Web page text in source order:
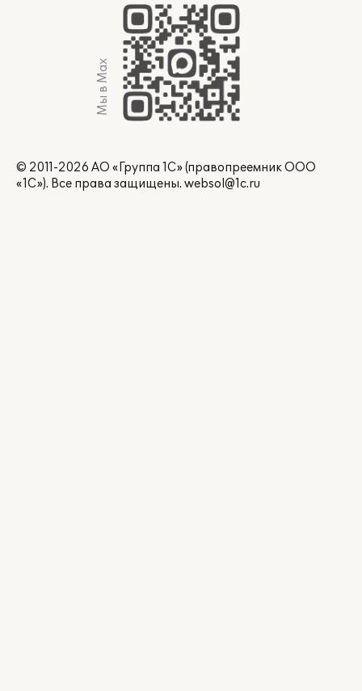
Мы в Max
© 2011-2026 АО «Группа 1С» (правопреемник ООО
«1С»). Все права защищены. websol@1c.ru